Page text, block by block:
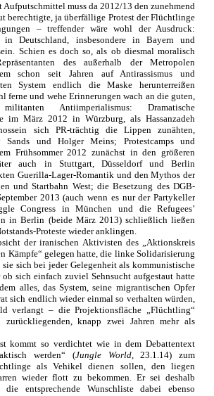
Aufputschmittel muss da 2012/13 den zunehmend
berechtigte, ja überfällige Protest der Flüchtlinge
– treffender wäre wohl der Ausdruck:
in Deutschland, insbesondere in Bayern und
Schien es doch so, als ob diesmal moralisch
des außerhalb der Metropolen
schon seit Jahren auf Antirassismus und
System endlich die Maske herunterreißen
ferne und wehe Erinnerungen wach an die guten,
Antiimperialismus: Dramatische
im März 2012 in Würzburg, als Hassanzadeh
sich PR-trächtig die Lippen zunähten,
und Holger Meins; Protestcamps und
Frühsommer 2012 zunächst in den größeren
auch in Stuttgart, Düsseldorf und Berlin
Guerilla-Lager-Romantik und den Mythos der
und Startbahn West; die Besetzung des DGB-
2013 (auch wenn es nur der Partykeller
Congress in München und die Refugees’
in Berlin (beide März 2013) schließlich ließen
Proteste wieder anklingen.
der iranischen Aktivisten des „Aktionskreis
Kämpfe“ gelegen hatte, die linke Solidarisierung
sie sich bei jeder Gelegenheit als kommunistische
ob sich einfach zuviel Sehnsucht aufgestaut hatte
alles, das System, seine migrantischen Opfer
sich endlich wieder einmal so verhalten würden,
verlangt – die Projektionsfläche „Flüchtling“
knapp zwei Jahren mehr als
kommt so verdichtet wie in dem Debattentext
werden“ (JungleWorld, 23.1.14) zum
als Vehikel dienen sollen, den liegen
wieder flott zu bekommen. Er sei deshalb
entsprechende Wunschliste dabei ebenso